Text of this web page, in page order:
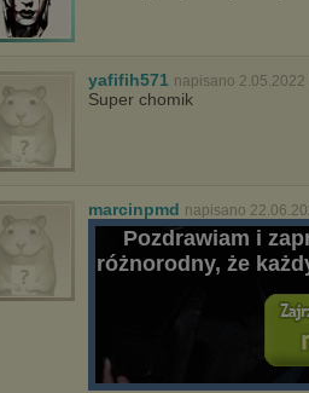
yafifih571 napisano 2.05.2022
Super chomik
marcinpmd napisano
Pozdrawiam i
różnorodny, że